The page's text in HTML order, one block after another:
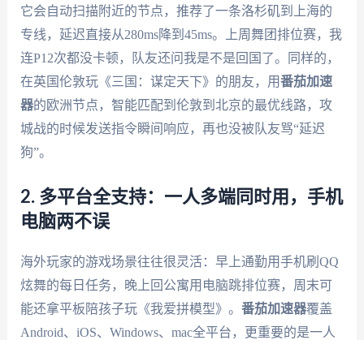
它会自动扫描附近的节点，推荐了一条洛杉矶到上海的
专线，延迟直接从280ms降到45ms。上周舞团排位赛，我
连P12次都没卡顿，队友还问我是不是回国了。同样的，
在英国伦敦玩《三国：谋定天下》的朋友，用番茄加速
器的欧洲节点，智能匹配到伦敦到北京的最优线路，攻
城战的时候发送指令瞬间响应，再也没被队友骂“延迟
狗”。
2. 多平台全支持：一人多端同时用，手机
电脑两不误
海外玩家的游戏场景往往很灵活：早上通勤用手机刷QQ
炫舞的每日任务，晚上回公寓用电脑跳排位赛，周末可
能还拿平板陪孩子玩《我爱拼模型》。 番茄加速器覆盖
Android、iOS、Windows、mac全平台，更重要的是一人